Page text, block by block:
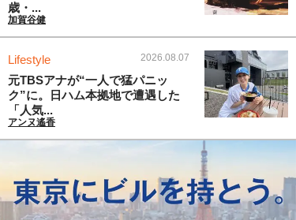
歳・...
加賀谷健
Lifestyle 2026.08.07
元TBSアナが“一人で猛パニッ
ク”に。日ハム本拠地で遭遇した
「人気...
アンヌ遙香